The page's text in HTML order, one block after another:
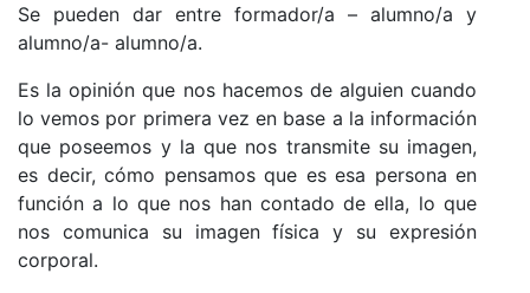
Se pueden dar entre formador/a – alumno/a y
alumno/a- alumno/a.
Es la opinión que nos hacemos de alguien cuando
lo vemos por primera vez en base a la información
que poseemos y la que nos transmite su imagen,
es decir, cómo pensamos que es esa persona en
función a lo que nos han contado de ella, lo que
nos comunica su imagen física y su expresión
corporal.